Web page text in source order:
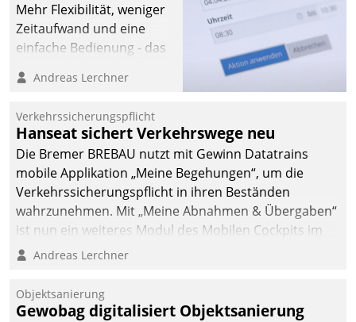
Mehr Flexibilität, weniger
Zeitaufwand und eine
einfache Bedienung - das
Cockpit für mobile
Datatrain. Die meravis
Wohnungsbau- und
Immobilien GmbH hat
sich dabei für den Betrieb
der Lösung über die SAP
Cloud Platform
entschieden - als erstes
Unternehmen am
Andreas Lerchner
Verkehrssicherungspflicht
Hanseat sichert Verkehrswege neu
Die Bremer BREBAU nutzt mit Gewinn Datatrains
mobile Applikation „Meine Begehungen“, um die
Verkehrssicherungspflicht in ihren Beständen
wahrzunehmen. Mit „Meine Abnahmen & Übergaben“
ist nun ein weiteres Modul des Mobilen Cockpits im
Einsatz.
Andreas Lerchner
Objektsanierung
Gewobag digitalisiert Objektsanierung